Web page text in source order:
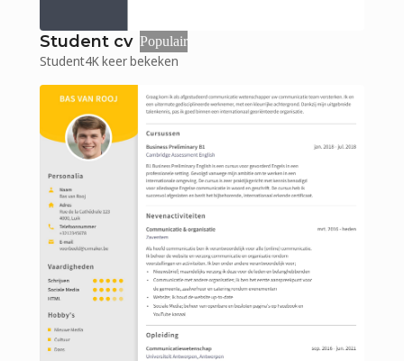
Student cv Populair
Student4Kkeer bekeken